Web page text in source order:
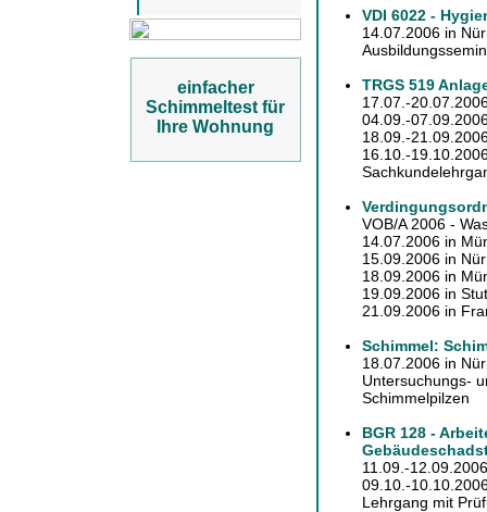
einfacher
Schimmeltest für
Ihre Wohnung
VDI 6022 -
14.07.2006 in
TRGS 519
17.07.-
04.09.-
18.09.-
16.10.-
VOB/A 2006 -
14.07.2006 in
15.09.2006 in
18.09.2006 in
19.09.2006 in
21.09.2006 in
Schimmel:
18.07.2006 in
Untersuchungs-
Schimmelpilzen
BGR 128 -
11.09.-
09.10.-
Lehrgang mit